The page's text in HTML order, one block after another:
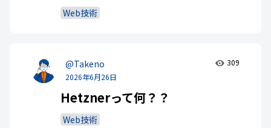
Web技術
@Takeno
2026年6月26日
309
Hetznerって何？？
Web技術